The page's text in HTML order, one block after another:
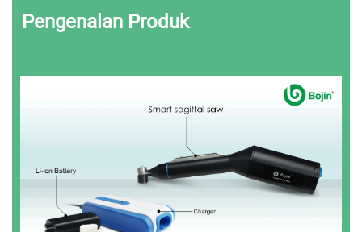
Pengenalan Produk